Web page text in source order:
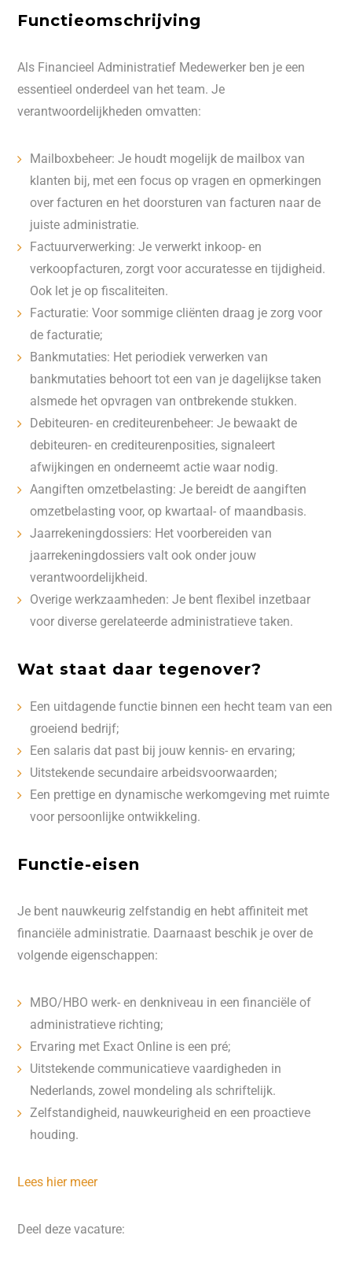
Functieomschrijving
Als Financieel Administratief Medewerker ben je een
essentieel onderdeel van het team. Je
verantwoordelijkheden omvatten:
Mailboxbeheer: Je houdt mogelijk de mailbox van
klanten bij, met een focus op vragen en opmerkingen
over facturen en het doorsturen van facturen naar de
juiste administratie.
Factuurverwerking: Je verwerkt inkoop- en
verkoopfacturen, zorgt voor accuratesse en tijdigheid.
Ook let je op fiscaliteiten.
Facturatie: Voor sommige cliënten draag je zorg voor
de facturatie;
Bankmutaties: Het periodiek verwerken van
bankmutaties behoort tot een van je dagelijkse taken
alsmede het opvragen van ontbrekende stukken.
Debiteuren- en crediteurenbeheer: Je bewaakt de
debiteuren- en crediteurenposities, signaleert
afwijkingen en onderneemt actie waar nodig.
Aangiften omzetbelasting: Je bereidt de aangiften
omzetbelasting voor, op kwartaal- of maandbasis.
Jaarrekeningdossiers: Het voorbereiden van
jaarrekeningdossiers valt ook onder jouw
verantwoordelijkheid.
Overige werkzaamheden: Je bent flexibel inzetbaar
voor diverse gerelateerde administratieve taken.
Wat staat daar tegenover?
Een uitdagende functie binnen een hecht team van een
groeiend bedrijf;
Een salaris dat past bij jouw kennis- en ervaring;
Uitstekende secundaire arbeidsvoorwaarden;
Een prettige en dynamische werkomgeving met ruimte
voor persoonlijke ontwikkeling.
Functie-eisen
Je bent nauwkeurig zelfstandig en hebt affiniteit met
financiële administratie. Daarnaast beschik je over de
volgende eigenschappen:
MBO/HBO werk- en denkniveau in een financiële of
administratieve richting;
Ervaring met Exact Online is een pré;
Uitstekende communicatieve vaardigheden in
Nederlands, zowel mondeling als schriftelijk.
Zelfstandigheid, nauwkeurigheid en een proactieve
houding.
Lees hier meer
Deel deze vacature: